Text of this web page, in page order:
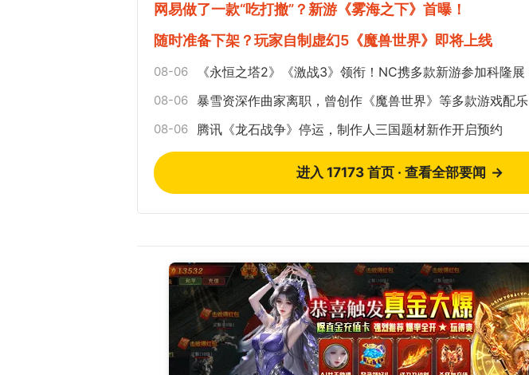
网易做了一款“吃打撤”？新游《雾海之下》首曝！
随时准备下架？玩家自制虚幻5《魔兽世界》即将上线
08-06 《永恒之塔2》《激战3》领衔！NC携多款新游参加科隆展
08-06 暴雪资深作曲家离职，曾创作《魔兽世界》等多款游戏配乐
08-06 腾讯《龙石战争》停运，制作人三国题材新作开启预约
进入 17173 首页 · 查看全部要闻 →